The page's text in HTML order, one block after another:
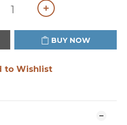
BUY NOW
to Wishlist